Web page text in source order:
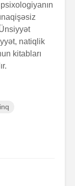
natiqlik
kitabları